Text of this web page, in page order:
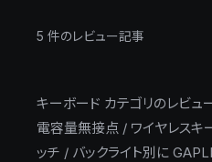
5 件のレビュー記事
キーボード カテゴリのレビュ
電容量無接点 / ワイヤレスキ
ッチ / バックライト別に